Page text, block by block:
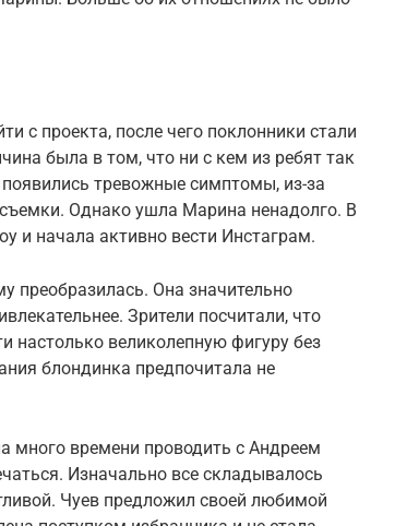
с проекта, после чего поклонники стали
была в том, что ни с кем из ребят так
тревожные симптомы, из-за
Однако ушла Марина ненадолго. В
и начала активно вести Инстаграм.
преобразилась. Она значительно
Зрители посчитали, что
настолько великолепную фигуру без
блондинка предпочитала не
много времени проводить с Андреем
Изначально все складывалось
Чуев предложил своей любимой